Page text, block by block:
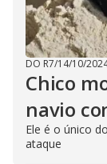
DO R7/14/10/
Chico
navio
Ele é o único
ataque